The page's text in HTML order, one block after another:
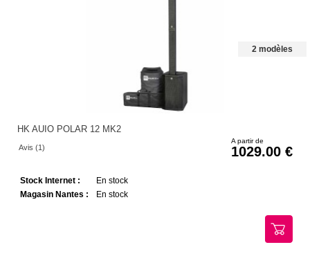
2 modèles
HK AUIO POLAR 12 MK2
Avis (1)
A partir de
1029.00
Stock Internet :
En stock
Magasin Nantes :
En stock